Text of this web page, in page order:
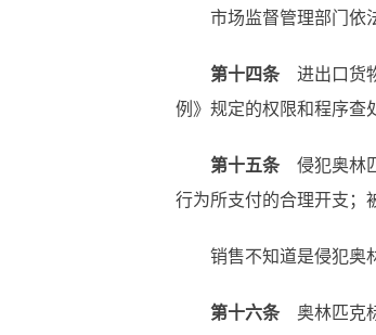
市场监督管理部门依
第十四条 进出口货
例》规定的权限和程序查
第十五条 侵犯奥林
行为所支付的合理开支；
销售不知道是侵犯奥
第十六条 奥林匹克